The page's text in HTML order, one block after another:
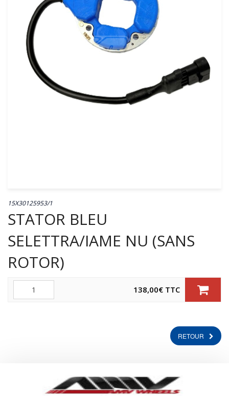
15X30125953/1
STATOR BLEU
SELETTRA/IAME NU (SANS
ROTOR)
Quantité 138,00€ TTC
RETOUR